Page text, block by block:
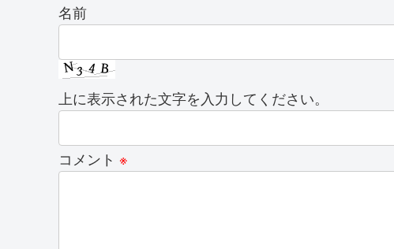
名前
上に表示された文字を入力してください。
コメント ※